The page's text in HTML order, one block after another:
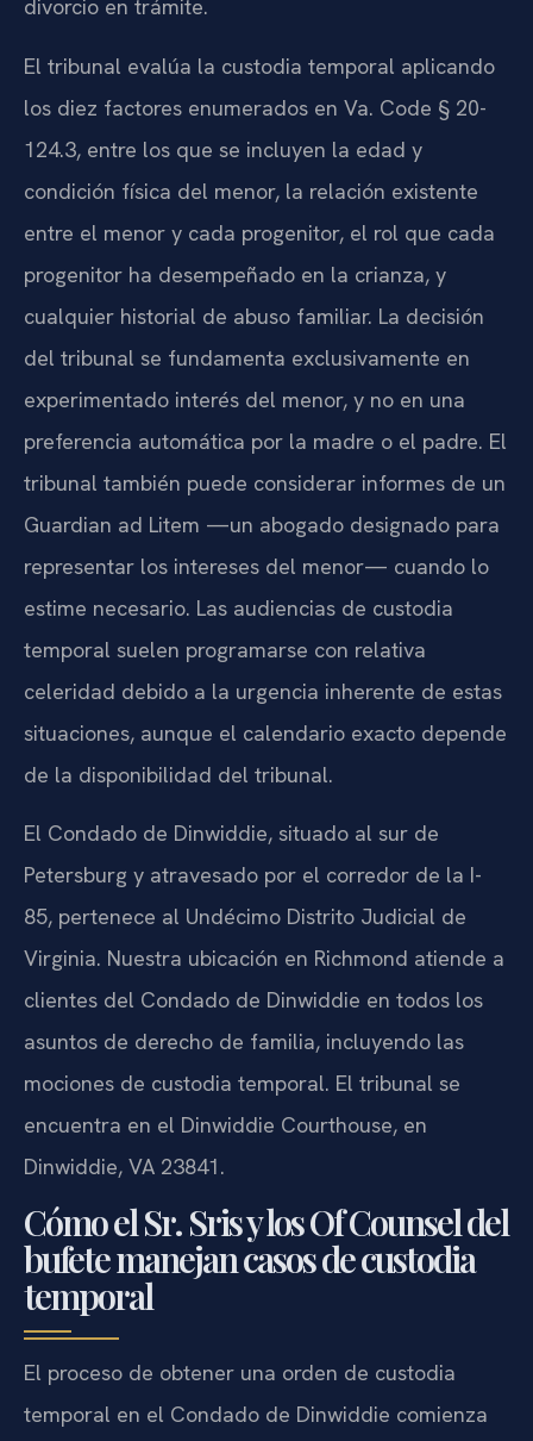
divorcio en trámite.
El tribunal evalúa la custodia temporal aplicando
los diez factores enumerados en Va. Code § 20-
124.3, entre los que se incluyen la edad y
condición física del menor, la relación existente
entre el menor y cada progenitor, el rol que cada
progenitor ha desempeñado en la crianza, y
cualquier historial de abuso familiar. La decisión
del tribunal se fundamenta exclusivamente en
experimentado interés del menor, y no en una
preferencia automática por la madre o el padre. El
tribunal también puede considerar informes de un
Guardian ad Litem —un abogado designado para
representar los intereses del menor— cuando lo
estime necesario. Las audiencias de custodia
temporal suelen programarse con relativa
celeridad debido a la urgencia inherente de estas
situaciones, aunque el calendario exacto depende
de la disponibilidad del tribunal.
El Condado de Dinwiddie, situado al sur de
Petersburg y atravesado por el corredor de la I-
85, pertenece al Undécimo Distrito Judicial de
Virginia. Nuestra ubicación en Richmond atiende a
clientes del Condado de Dinwiddie en todos los
asuntos de derecho de familia, incluyendo las
mociones de custodia temporal. El tribunal se
encuentra en el Dinwiddie Courthouse, en
Dinwiddie, VA 23841.
Cómo el Sr. Sris y los Of Counsel del
bufete manejan casos de custodia
temporal
El proceso de obtener una orden de custodia
temporal en el Condado de Dinwiddie comienza